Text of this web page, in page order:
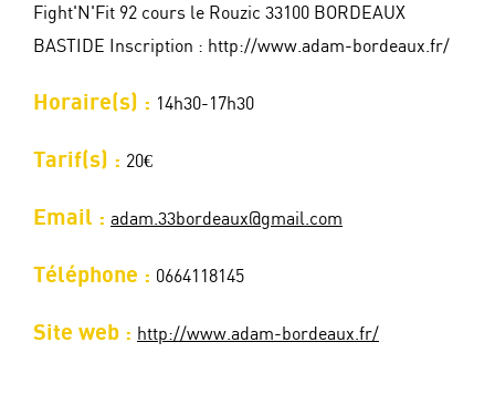
Fight'N'Fit 92 cours le Rouzic 33100 BORDEAUX
BASTIDE Inscription : http://www.adam-bordeaux.fr/
Horaire(s) : 14h30-17h30
Tarif(s) : 20€
Email : adam.33bordeaux@gmail.com
Téléphone : 0664118145
Site web : http://www.adam-bordeaux.fr/